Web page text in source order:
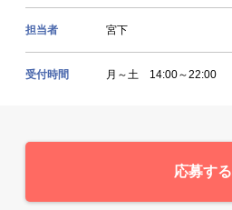
担当者 宮下
受付時間 月～土 14:00～22:00
応募する